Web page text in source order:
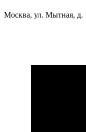
Москва, ул. Мытная, д.